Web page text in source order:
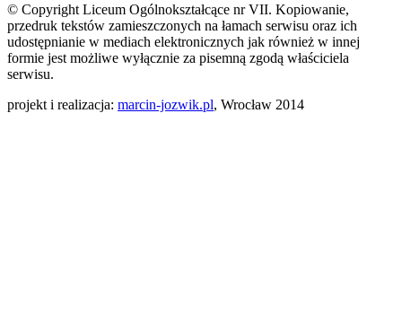
© Copyright Liceum Ogólnokształcące nr VII. Kopiowanie,
przedruk tekstów zamieszczonych na łamach serwisu oraz ich
udostępnianie w mediach elektronicznych jak również w innej
formie jest możliwe wyłącznie za pisemną zgodą właściciela
serwisu.
projekt i realizacja: marcin-jozwik.pl, Wrocław 2014